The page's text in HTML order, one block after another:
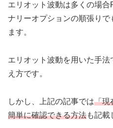
エリオット波動は多くの場
ナリーオプションの順張り
ます。
エリオット波動を用いた手
え方です。
しかし、上記の記事では「現
簡単に確認できる方法も記載